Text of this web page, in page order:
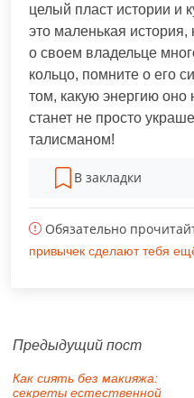
целый пласт истории и
это маленькая история,
о своем владельце
кольцо, помните о его
том, какую энергию оно
станет не просто
талисманом!
В закладки
Обязательно
привычек сделают тебя
Предыдущий пост
Как сиять без макияжа:
секреты естественной